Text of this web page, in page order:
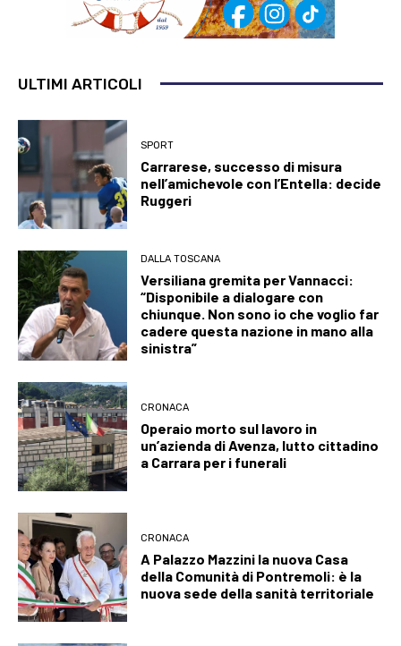
ULTIMI ARTICOLI
SPORT
Carrarese, successo di misura
nell’amichevole con l’Entella: decide
Ruggeri
DALLA TOSCANA
Versiliana gremita per Vannacci:
“Disponibile a dialogare con
chiunque. Non sono io che voglio far
cadere questa nazione in mano alla
sinistra”
CRONACA
Operaio morto sul lavoro in
un’azienda di Avenza, lutto cittadino
a Carrara per i funerali
CRONACA
A Palazzo Mazzini la nuova Casa
della Comunità di Pontremoli: è la
nuova sede della sanità territoriale